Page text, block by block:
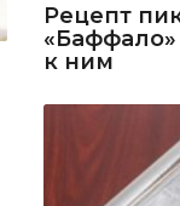
Рецепт
к ним